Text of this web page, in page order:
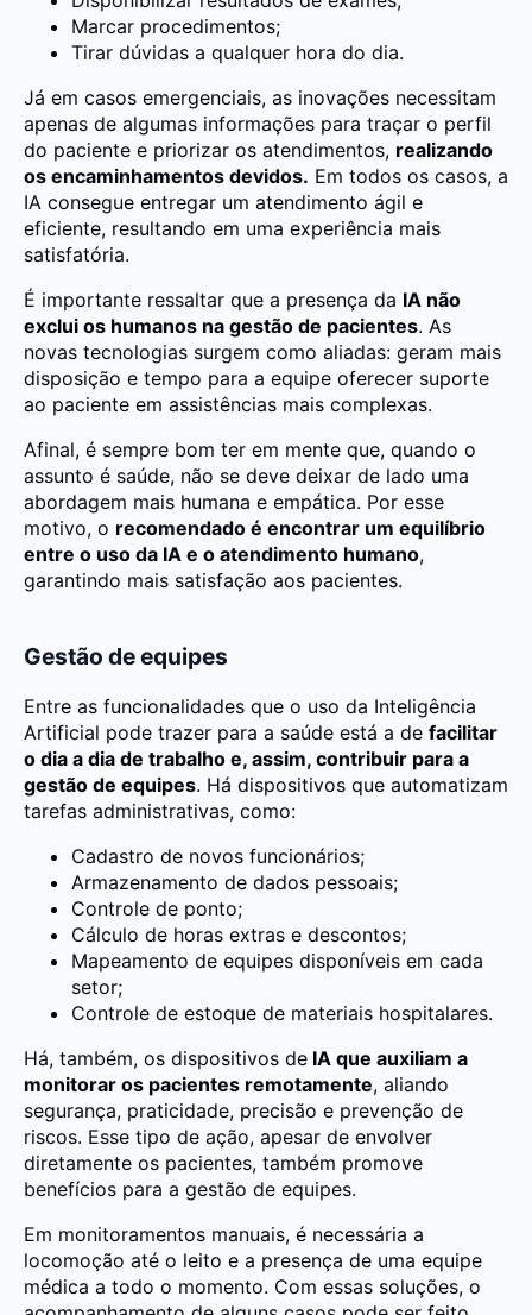
Marcar procedimentos;
Tirar dúvidas a qualquer hora do dia.
Já em casos emergenciais, as inovações necessitam
apenas de algumas informações para traçar o perfil
do paciente e priorizar os atendimentos, realizando
os encaminhamentos devidos. Em todos os casos, a
IA consegue entregar um atendimento ágil e
eficiente, resultando em uma experiência mais
satisfatória.
É importante ressaltar que a presença da IA não
exclui os humanos na gestão de pacientes. As
novas tecnologias surgem como aliadas: geram mais
disposição e tempo para a equipe oferecer suporte
ao paciente em assistências mais complexas.
Afinal, é sempre bom ter em mente que, quando o
assunto é saúde, não se deve deixar de lado uma
abordagem mais humana e empática. Por esse
motivo, o recomendado é encontrar um equilíbrio
entre o uso da IA e o atendimento humano,
garantindo mais satisfação aos pacientes.
Gestão de equipes
Entre as funcionalidades que o uso da Inteligência
Artificial pode trazer para a saúde está a de facilitar
o dia a dia de trabalho e, assim, contribuir para a
gestão de equipes. Há dispositivos que automatizam
tarefas administrativas, como:
Cadastro de novos funcionários;
Armazenamento de dados pessoais;
Controle de ponto;
Cálculo de horas extras e descontos;
Mapeamento de equipes disponíveis em cada
setor;
Controle de estoque de materiais hospitalares.
Há, também, os dispositivos de IA que auxiliam a
monitorar os pacientes remotamente, aliando
segurança, praticidade, precisão e prevenção de
riscos. Esse tipo de ação, apesar de envolver
diretamente os pacientes, também promove
benefícios para a gestão de equipes.
Em monitoramentos manuais, é necessária a
locomoção até o leito e a presença de uma equipe
médica a todo o momento. Com essas soluções, o